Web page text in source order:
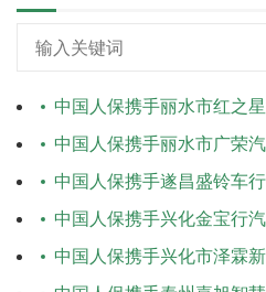
中国人保携手丽水市红之
年华 中国人保携手丽水市广荣
华
中国人保携手遂昌盛铃车
中国人保携手兴化金宝行
嘉年华中国人保携手兴化市泽霖